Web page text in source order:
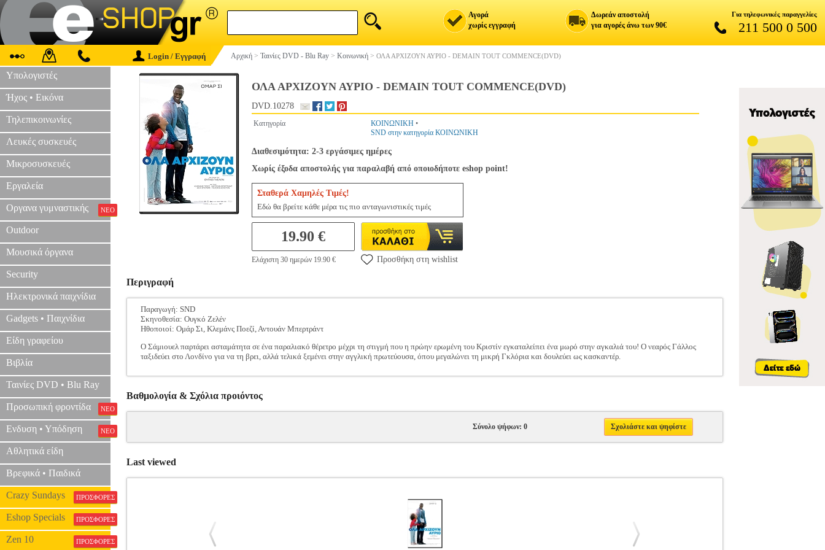
Αγορά
χωρίς εγγραφή
Δωρεάν αποστολή
για αγορές άνω των 90€
Για τηλεφωνικές παραγγελίες
211 500 0 500
Login / Εγγραφή Αρχική > Ταινίες DVD - Blu Ray > Κοινωνική > ΟΛΑ ΑΡΧΙΖΟΥΝ ΑΥΡΙΟ - DEMAIN TOUT COMMENCE(DVD)
Υπολογιστές
Ήχος • Εικόνα
Τηλεπικοινωνίες
Λευκές συσκευές
Μικροσυσκευές
Εργαλεία
Οργανα γυμναστικής ΝΕΟ
Outdoor
Μουσικά όργανα
Security
Ηλεκτρονικά παιχνίδια
Gadgets • Παιχνίδια
Είδη γραφείου
Βιβλία
Ταινίες DVD • Blu Ray
Προσωπική φροντίδα ΝΕΟ
Ενδυση • Υπόδηση ΝΕΟ
Αθλητικά είδη
Βρεφικά • Παιδικά
Crazy Sundays ΠΡΟΣΦΟΡΕΣ
Eshop Specials ΠΡΟΣΦΟΡΕΣ
Zen 10 ΠΡΟΣΦΟΡΕΣ
ΟΛΑ ΑΡΧΙΖΟΥΝ ΑΥΡΙΟ - DEMAIN TOUT COMMENCE(DVD)
DVD.10278
Κατηγορία ΚΟΙΝΩΝΙΚΗ •
SND στην κατηγορία ΚΟΙΝΩΝΙΚΗ
Διαθεσιμότητα: 2-3 εργάσιμες ημέρες
Χωρίς έξοδα αποστολής για παραλαβή από οποιοδήποτε eshop point!
Σταθερά Χαμηλές Τιμές!
Εδώ θα βρείτε κάθε μέρα τις πιο ανταγωνιστικές τιμές
19.90 €
Ελάχιστη 30 ημερών 19.90 € Προσθήκη στη wishlist
Περιγραφή
Παραγωγή: SND
Σκηνοθεσία: Ουγκό Ζελέν
Ηθοποιοί: Ομάρ Σι, Κλεμάνς Ποεζί, Αντουάν Μπερτράντ
Ο Σάμιουελ παρτάρει ασταμάτητα σε ένα παραλιακό θέρετρο μέχρι τη στιγμή που η πρώην ερωμένη του Κριστίν εγκαταλείπει ένα μωρό στην αγκαλιά του! Ο νεαρός Γάλλος
ταξιδεύει στο Λονδίνο για να τη βρει, αλλά τελικά ξεμένει στην αγγλική πρωτεύουσα, όπου μεγαλώνει τη μικρή Γκλόρια και δουλεύει ως κασκαντέρ.
Βαθμολογία & Σχόλια προιόντος
Σύνολο ψήφων: 0 Σχολιάστε και ψηφίστε
Last viewed